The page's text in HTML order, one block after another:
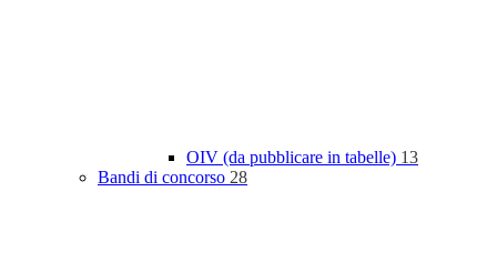
OIV (da pubblicare in tabelle) 13
Bandi di concorso 28